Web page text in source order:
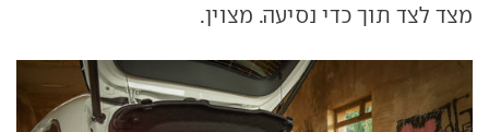
מצד לצד תוך כדי נסיעה. מצוין.